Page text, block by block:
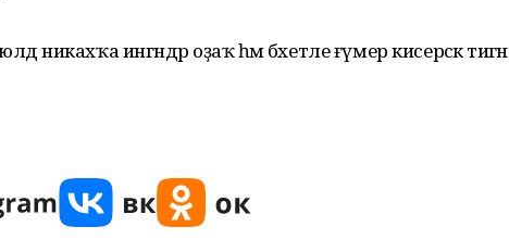
никахҡа ингәндәр оҙаҡ һәм бәхетле ғүмер кисерәсәк тигән